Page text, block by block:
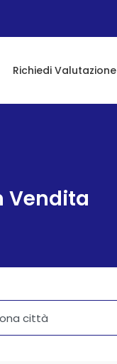
Richiedi Valutazione
Vendita
città